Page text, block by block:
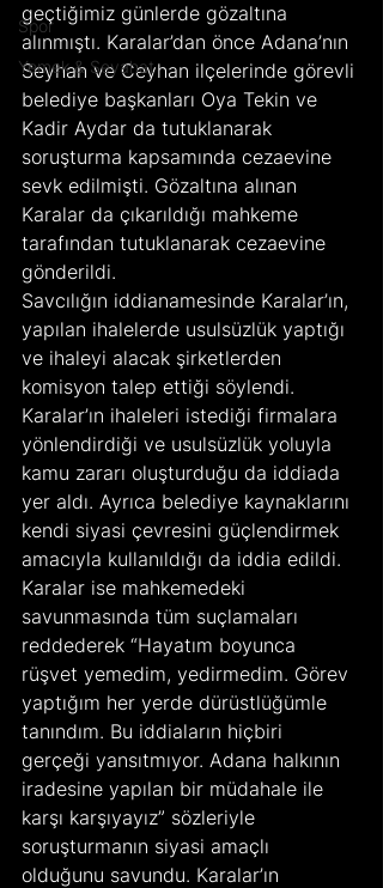
Spor
Yemek & Seyahat
geçtiğimiz günlerde gözaltına
alınmıştı. Karalar’dan önce Adana’nın
Seyhan ve Ceyhan ilçelerinde görevli
belediye başkanları Oya Tekin ve
Kadir Aydar da tutuklanarak
soruşturma kapsamında cezaevine
sevk edilmişti. Gözaltına alınan
Karalar da çıkarıldığı mahkeme
tarafından tutuklanarak cezaevine
gönderildi.
Savcılığın iddianamesinde Karalar’ın,
yapılan ihalelerde usulsüzlük yaptığı
ve ihaleyi alacak şirketlerden
komisyon talep ettiği söylendi.
Karalar’ın ihaleleri istediği firmalara
yönlendirdiği ve usulsüzlük yoluyla
kamu zararı oluşturduğu da iddiada
yer aldı. Ayrıca belediye kaynaklarını
kendi siyasi çevresini güçlendirmek
amacıyla kullanıldığı da iddia edildi.
Karalar ise mahkemedeki
savunmasında tüm suçlamaları
reddederek “Hayatım boyunca
rüşvet yemedim, yedirmedim. Görev
yaptığım her yerde dürüstlüğümle
tanındım. Bu iddiaların hiçbiri
gerçeği yansıtmıyor. Adana halkının
iradesine yapılan bir müdahale ile
karşı karşıyayız” sözleriyle
soruşturmanın siyasi amaçlı
olduğunu savundu. Karalar’ın